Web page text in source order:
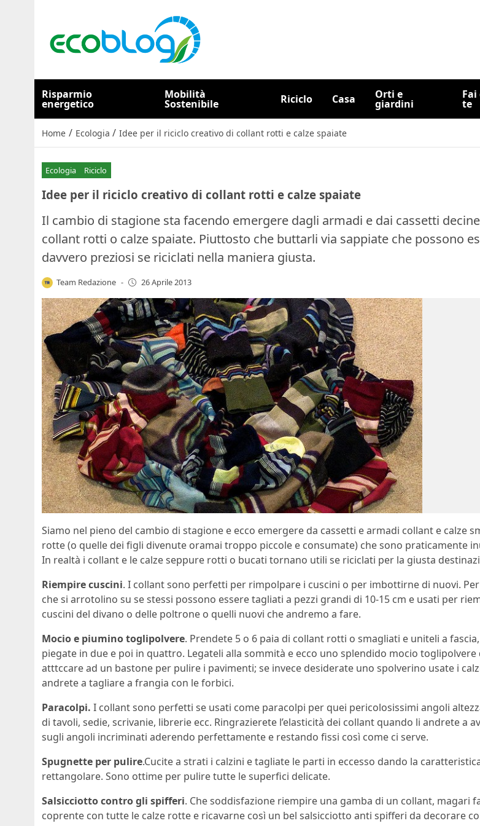
Risparmio
energetico
Mobilità
Sostenibile Riciclo Casa Orti e
giardini
Fai
te
Home / Ecologia / Idee per il riciclo creativo di collant rotti e calze spaiate
Ecologia Riciclo
Idee per il riciclo creativo di collant rotti e calze spaiate
Il cambio di stagione sta facendo emergere dagli armadi e dai cassetti
collant rotti o calze spaiate. Piuttosto che buttarli via sappiate che possono
davvero preziosi se riciclati nella maniera giusta.
Team Redazione - 26 Aprile 2013
Siamo nel pieno del cambio di stagione e ecco emergere da cassetti e armadi collant e calze
rotte (o quelle dei figli divenute oramai troppo piccole e consumate) che sono praticamente
In realtà i collant e le calze seppure rotti o bucati tornano utili se riciclati per la giusta
Riempire cuscini. I collant sono perfetti per rimpolpare i cuscini o per imbottirne di nuovi.
che si arrotolino su se stessi possono essere tagliati a pezzi grandi di 10-15 cm e usati per
cuscini del divano o delle poltrone o quelli nuovi che andremo a fare.
Mocio e piumino toglipolvere. Prendete 5 o 6 paia di collant rotti o smagliati e uniteli a
piegate in due e poi in quattro. Legateli alla sommità e ecco uno splendido mocio toglipolvere
atttccare ad un bastone per pulire i pavimenti; se invece desiderate uno spolverino usate i
andrete a tagliare a frangia con le forbici.
Paracolpi. I collant sono perfetti se usati come paracolpi per quei pericolosissimi angoli
di tavoli, sedie, scrivanie, librerie ecc. Ringrazierete l’elasticità dei collant quando li andrete a
sugli angoli incriminati aderendo perfettamente e restando fissi così come ci serve.
Spugnette per pulire.Cucite a strati i calzini e tagliate le parti in eccesso dando la
rettangolare. Sono ottime per pulire tutte le superfici delicate.
Salsicciotto contro gli spifferi. Che soddisfazione riempire una gamba di un collant, magari
coprente con tutte le calze rotte e ricavarne così un bel salsicciotto anti spifferi da decorare